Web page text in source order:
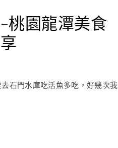
-桃園龍潭美食
石門水庫吃活魚多吃，好幾次我